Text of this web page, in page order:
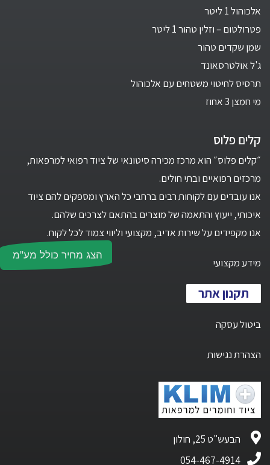
הצג מחיר כולל מע"מ
אלכוהול 1 ליטר
פטרולטום – וזלין טהור 1 ליטר
שמן שקדים טהור
ג'ל אולטרסאונד
תרסיס לחיטוי משטחים עם אלכוהול
מי חמצן 3 אחוז
קלים פלוס
״קלים פלוס״ הוא מרכז מכירה סיטונאי של ציוד רפואי למרפאות,
מרכזים רפואיים ובתי חולים.
אנו עובדים עם לקוחות רבים ברחבי כל הארץ ומספקים להם ציוד
איכותי, ייעוץ והתאמה של מוצרים בהתאם לצרכים שלהם.
אנו מקפידים על שירות אדיב, מקצועי וליווי צמוד לכל לקוח.
מידע מקצועי
תקנון אתר
ביטול עסקה
הצהרת נגישות
הבעש"ט 25, חולון
054-467-4914